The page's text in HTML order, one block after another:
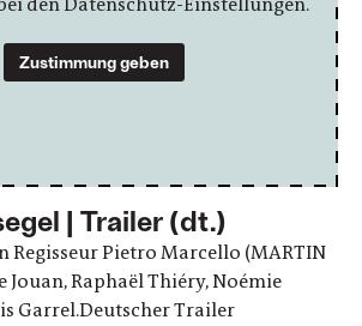
Zustimmung geben
| Trailer (dt.)
Regisseur Pietro Marcello (MARTIN
Jouan, Raphaël Thiéry, Noémie
Garrel.Deutscher Trailer